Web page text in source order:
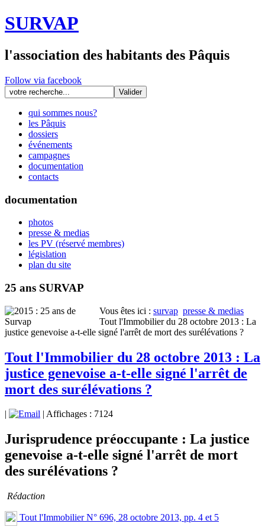
SURVAP
l'association des habitants des Pâquis
Follow via facebook
qui sommes nous?
les Pâquis
dossiers
événements
campagnes
documentation
contacts
documentation
photos
presse & medias
les PV (réservé membres)
législation
plan du site
25 ans SURVAP
Vous êtes ici : survap presse & medias
Tout l'Immobilier du 28 octobre 2013 : La
justice genevoise a-t-elle signé l'arrêt de mort des surélévations ?
Tout l'Immobilier du 28 octobre 2013 : La
justice genevoise a-t-elle signé l'arrêt de
mort des surélévations ?
| Affichages : 7124
Jurisprudence préoccupante : La justice
genevoise a-t-elle signé l'arrêt de mort
des surélévations ?
Rédaction
Tout l'Immobilier N° 696, 28 octobre 2013, pp. 4 et 5